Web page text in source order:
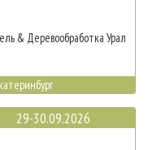
& Деревообработка Урал
29-30.09.2026